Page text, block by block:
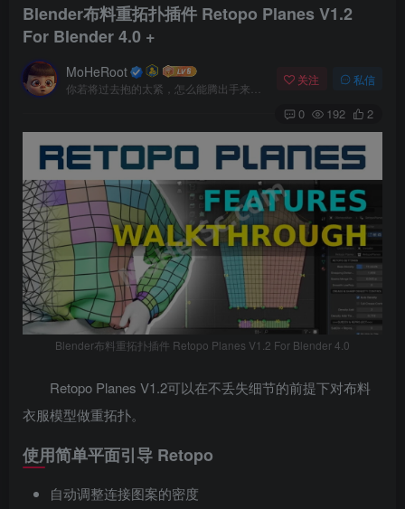
Blender布料重拓扑插件 Retopo Planes V1.2
For Blender 4.0 +
MoHeRoot 关注 私信
0 192 2
Blender布料重拓扑插件 Retopo Planes V1.2 For Blender 4.0
Retopo Planes V1.2可以在不丢失细节的前提下对布料
衣服模型做重拓扑。
使用简单平面引导 Retopo
自动调整连接图案的密度